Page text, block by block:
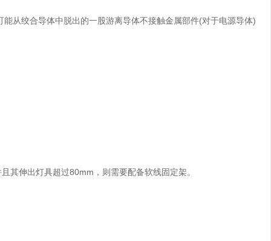
绞合导体中脱出的一股游离导体不接触金属部件(对于电源导体)
伸出灯具超过80mm，则需要配备软线固定架。